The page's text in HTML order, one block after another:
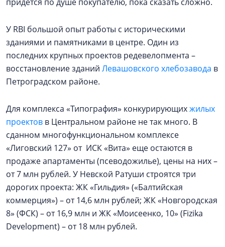
У RBI большой опыт работы с историческими
зданиями и памятниками в центре. Один из
последних крупных проектов редевелопмента –
восстановление зданий Левашовского хлебозавода в
Петроградском районе.
Для комплекса «Типография» конкурирующихжилых
проектов в Центральном районе не так много. В
сданном многофункциональном комплексе
«Лиговский 127» от ИСК «Вита» еще остаются в
продаже апартаменты (псеводожилье), цены на них –
от 7 млн рублей. У Невской Ратуши строятся три
дорогих проекта: ЖК «Гильдия» («Балтийская
коммерция») – от 14,6 млн рублей; ЖК «Новгородская
8» (ФСК) – от 16,9 млн и ЖК «Моисеенко, 10» (Fizika
Development) – от 18 млн рублей.